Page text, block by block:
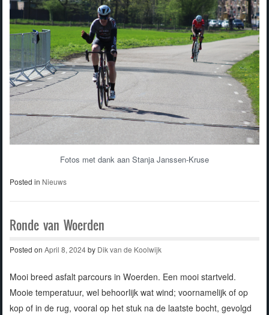
Fotos met dank aan Stanja Janssen-Kruse
Posted in Nieuws
Ronde van Woerden
Posted on April 8, 2024by Dik van de Koolwijk
Mooi breed asfalt parcours in Woerden. Een mooi startveld.
Mooie temperatuur, wel behoorlijk wat wind; voornamelijk of op
kop of in de rug, vooral op het stuk na de laatste bocht, gevolgd